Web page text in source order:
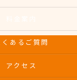
くあるご質問
アクセス